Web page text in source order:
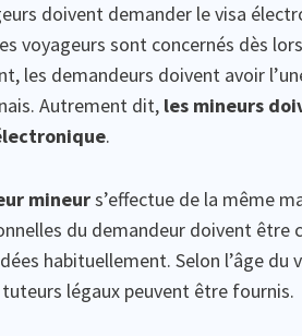
doivent demander le visa
voyageurs sont concernés dès
les demandeurs doivent avoir
Autrement dit, les mineurs
.
mineurs’effectue de la même
du demandeur doivent être
habituellement. Selon l’âge du
légaux peuvent être fournis.